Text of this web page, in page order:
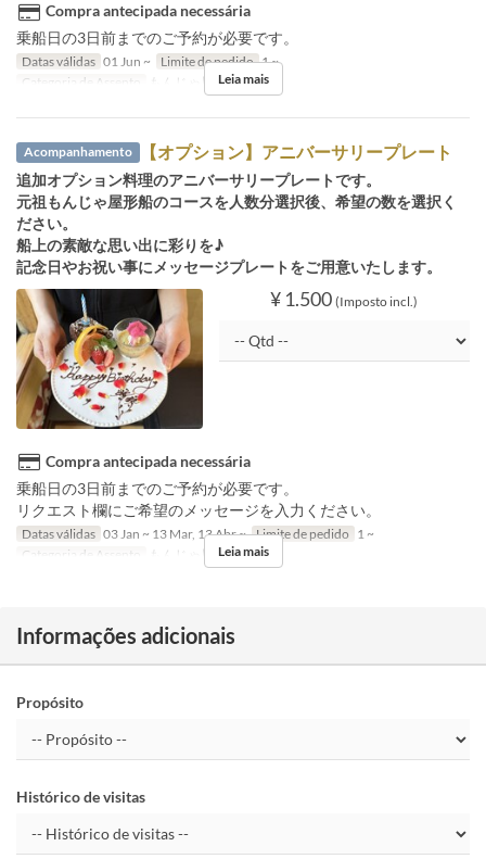
Compra antecipada necessária
乗船日の3日前までのご予約が必要です。
Datas válidas 01 Jun ~ Limite de pedido 1 ~
Categoria de Assento
もんじゃ屋形船Leia mais
Acompanhamento 【オプション】アニバーサリープレート
追加オプション料理のアニバーサリープレートです。
元祖もんじゃ屋形船のコースを人数分選択後、希望の数を選択く
ださい。
船上の素敵な思い出に彩りを♪
記念日やお祝い事にメッセージプレートをご用意いたします。
¥ 1.500 (Imposto incl.)
Compra antecipada necessária
乗船日の3日前までのご予約が必要です。
リクエスト欄にご希望のメッセージを入力ください。
Datas válidas 03 Jan ~ 13 Mar, 13 Abr ~ Limite de pedido 1 ~
Categoria de Assento
もんじゃ屋形船Leia mais
Informações adicionais
Propósito
Histórico de visitas